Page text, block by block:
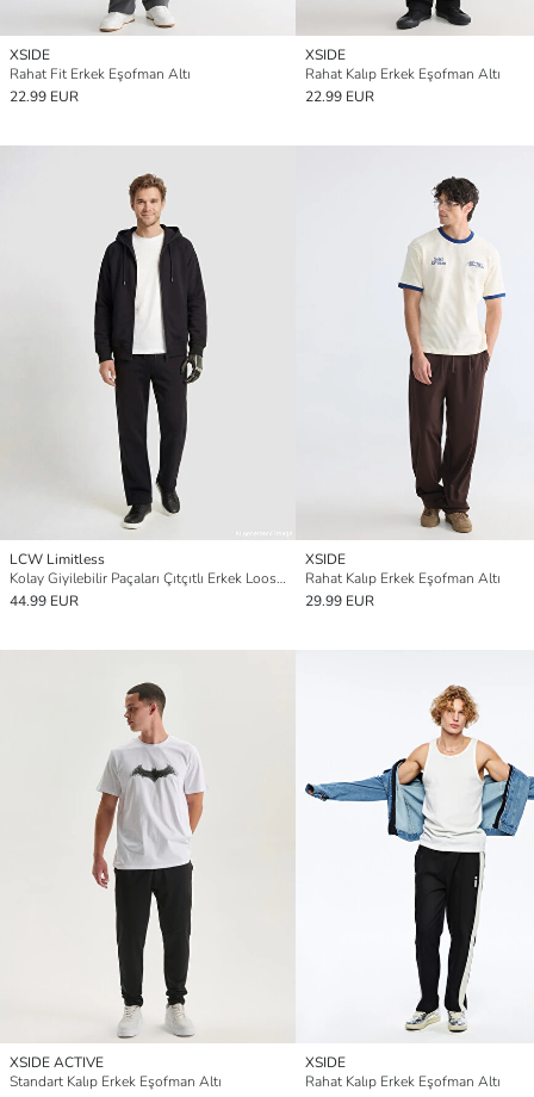
XSIDE
Rahat Fit Erkek Eşofman Altı
22.99 EUR
XSIDE
Rahat Kalıp Erkek Eşofman Altı
22.99 EUR
LCW Limitless
Kolay Giyilebilir Paçaları Çıtçıtlı Erkek Loose Fit Eşofman Altı
44.99 EUR
XSIDE
Rahat Kalıp Erkek Eşofman Altı
29.99 EUR
XSIDE ACTIVE
Standart Kalıp Erkek Eşofman Altı
XSIDE
Rahat Kalıp Erkek Eşofman Altı